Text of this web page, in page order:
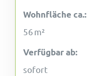
Wohnfläche ca.:
56 m²
Verfügbar ab:
sofort